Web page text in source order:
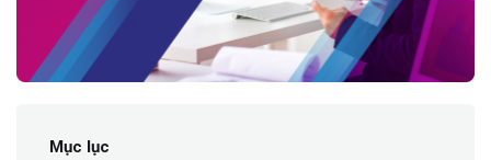
Mục lục